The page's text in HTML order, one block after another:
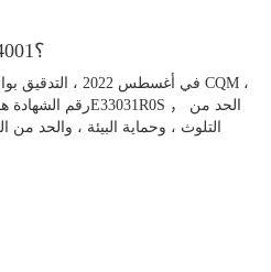
17.هل لديك شهادة ISO14001؟
التلوث ، وحماية البيئة ، والحد